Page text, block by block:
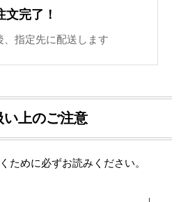
文完了！
、指定先に配送します
い上のご注意
ために必ずお読みください。